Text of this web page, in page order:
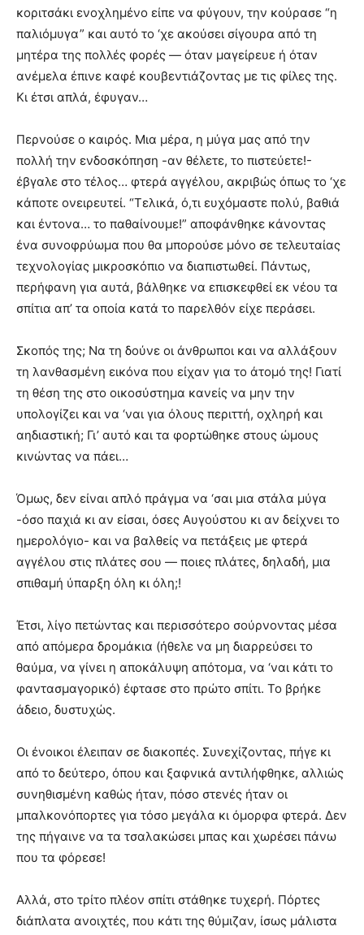
κοριτσάκι ενοχλημένο είπε να φύγουν, την κούρασε “η
παλιόμυγα” και αυτό το ‘χε ακούσει σίγουρα από τη
μητέρα της πολλές φορές — όταν μαγείρευε ή όταν
ανέμελα έπινε καφέ κουβεντιάζοντας με τις φίλες της.
Κι έτσι απλά, έφυγαν…
Περνούσε ο καιρός. Μια μέρα, η μύγα μας από την
πολλή την ενδοσκόπηση -αν θέλετε, το πιστεύετε!-
έβγαλε στο τέλος… φτερά αγγέλου, ακριβώς όπως το ‘χε
κάποτε ονειρευτεί. “Τελικά, ό,τι ευχόμαστε πολύ, βαθιά
και έντονα… το παθαίνουμε!” αποφάνθηκε κάνοντας
ένα συνοφρύωμα που θα μπορούσε μόνο σε τελευταίας
τεχνολογίας μικροσκόπιο να διαπιστωθεί. Πάντως,
περήφανη για αυτά, βάλθηκε να επισκεφθεί εκ νέου τα
σπίτια απ’ τα οποία κατά το παρελθόν είχε περάσει.
Σκοπός της; Να τη δούνε οι άνθρωποι και να αλλάξουν
τη λανθασμένη εικόνα που είχαν για το άτομό της! Γιατί
τη θέση της στο οικοσύστημα κανείς να μην την
υπολογίζει και να ‘ναι για όλους περιττή, οχληρή και
αηδιαστική; Γι’ αυτό και τα φορτώθηκε στους ώμους
κινώντας να πάει…
Όμως, δεν είναι απλό πράγμα να ‘σαι μια στάλα μύγα
-όσο παχιά κι αν είσαι, όσες Αυγούστου κι αν δείχνει το
ημερολόγιο- και να βαλθείς να πετάξεις με φτερά
αγγέλου στις πλάτες σου — ποιες πλάτες, δηλαδή, μια
σπιθαμή ύπαρξη όλη κι όλη;!
Έτσι, λίγο πετώντας και περισσότερο σούρνοντας μέσα
από απόμερα δρομάκια (ήθελε να μη διαρρεύσει το
θαύμα, να γίνει η αποκάλυψη απότομα, να ‘ναι κάτι το
φαντασμαγορικό) έφτασε στο πρώτο σπίτι. Το βρήκε
άδειο, δυστυχώς.
Οι ένοικοι έλειπαν σε διακοπές. Συνεχίζοντας, πήγε κι
από το δεύτερο, όπου και ξαφνικά αντιλήφθηκε, αλλιώς
συνηθισμένη καθώς ήταν, πόσο στενές ήταν οι
μπαλκονόπορτες για τόσο μεγάλα κι όμορφα φτερά. Δεν
της πήγαινε να τα τσαλακώσει μπας και χωρέσει πάνω
που τα φόρεσε!
Αλλά, στο τρίτο πλέον σπίτι στάθηκε τυχερή. Πόρτες
διάπλατα ανοιχτές, που κάτι της θύμιζαν, ίσως μάλιστα